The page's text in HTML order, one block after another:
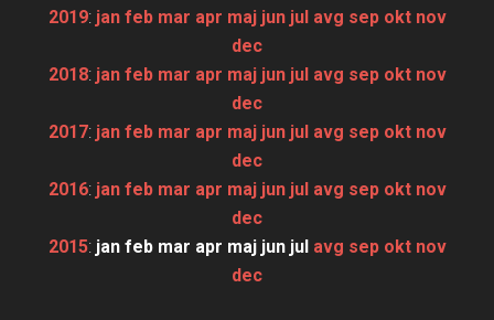
2019: jan feb mar apr maj jun jul avg sep okt nov
dec
2018: jan feb mar apr maj jun jul avg sep okt nov
dec
2017: jan feb mar apr maj jun jul avg sep okt nov
dec
2016: jan feb mar apr maj jun jul avg sep okt nov
dec
2015: jan feb mar apr maj jun jul avg sep okt nov
dec